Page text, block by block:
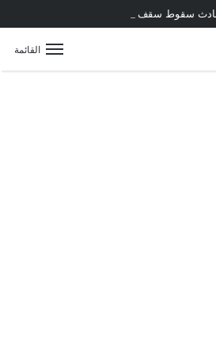
القائمة